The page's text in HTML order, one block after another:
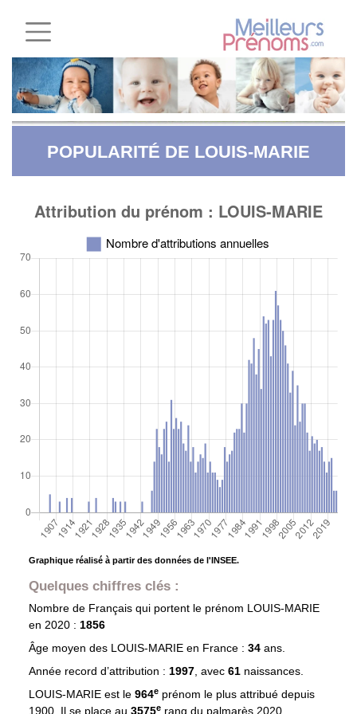
POPULARITÉ DE LOUIS-MARIE
Graphique réalisé à partir des données de l'INSEE.
Quelques chiffres clés :
Nombre de Français qui portent le prénom LOUIS-MARIE
en 2020 : 1856
Âge moyen des LOUIS-MARIEen France : 34 ans.
Année record d’attribution : 1997, avec 61 naissances.
LOUIS-MARIE est le 964eprénom le plus attribué depuis
1900. Il se place au 3575e rang du palmarès 2020.